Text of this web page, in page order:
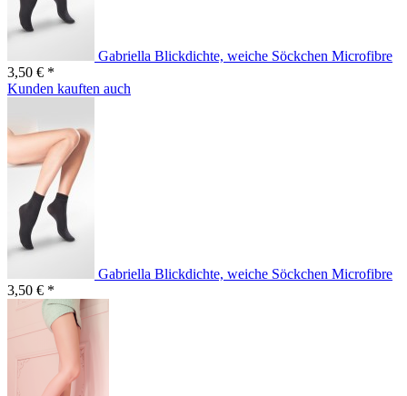
Gabriella Blickdichte, weiche Söckchen Microfibre
3,50 € *
Kunden kauften auch
Gabriella Blickdichte, weiche Söckchen Microfibre
3,50 € *